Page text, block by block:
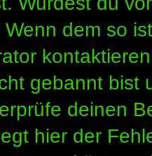
dem so
gebannt bist
deinen
hier der